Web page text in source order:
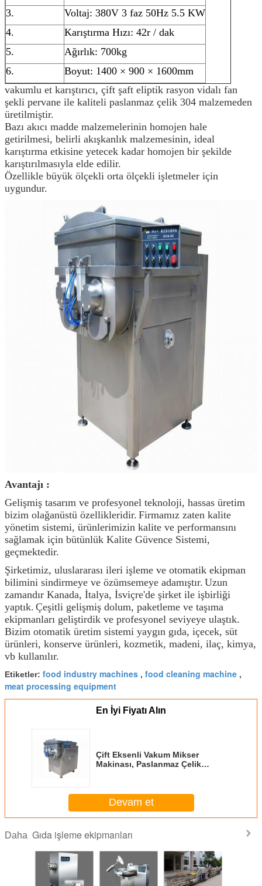
3.
Voltaj: 380V 3 faz 50Hz 5.5 KW
4.
Karıştırma Hızı: 42r / dak
5.
Ağırlık: 700kg
6.
Boyut: 1400 × 900 × 1600mm
vakumlu et karıştırıcı, çift şaft eliptik rasyon vidalı fan
şekli pervane ile kaliteli paslanmaz çelik 304 malzemeden
üretilmiştir.
Bazı akıcı madde malzemelerinin homojen hale
getirilmesi, belirli akışkanlık malzemesinin, ideal
karıştırma etkisine yetecek kadar homojen bir şekilde
karıştırılmasıyla elde edilir.
Özellikle büyük ölçekli orta ölçekli işletmeler için
uygundur.
Avantajı :
Gelişmiş tasarım ve profesyonel teknoloji, hassas üretim
bizim olağanüstü özellikleridir. Firmamız zaten kalite
yönetim sistemi, ürünlerimizin kalite ve performansını
sağlamak için bütünlük Kalite Güvence Sistemi,
geçmektedir.
Şirketimiz, uluslararası ileri işleme ve otomatik ekipman
bilimini sindirmeye ve özümsemeye adamıştır. Uzun
zamandır Kanada, İtalya, İsviçre'de şirket ile işbirliği
yaptık. Çeşitli gelişmiş dolum, paketleme ve taşıma
ekipmanları geliştirdik ve profesyonel seviyeye ulaştık.
Bizim otomatik üretim sistemi yaygın gıda, içecek, süt
ürünleri, konserve ürünleri, kozmetik, madeni, ilaç, kimya,
vb kullanılır.
Etiketler: food industry machines , food cleaning machine ,
meat processing equipment
En İyi Fiyatı Alın
Çift Eksenli Vakum Mikser
Makinası, Paslanmaz Çelik
Devam et
Daha Gıda işleme ekipmanları